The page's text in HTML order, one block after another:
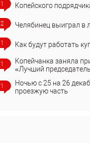
1 Копейского
2 Челябинец выиграл в
1 Как будут работать
1
Копейчанка заняла
«Лучший
1
Ночью с 25 на 26
проезжую часть